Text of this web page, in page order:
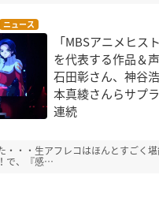
ニュース
「MBSアニメヒス
を代表する作品＆
石田彰さん、神谷
本真綾さんらサプ
連続
・・・生アフレコはほんとすごく堪
で、『感…